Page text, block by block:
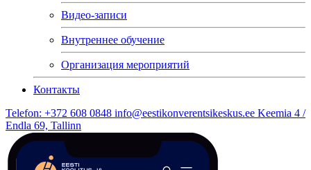
Видео-записи
Внутреннее обучение
Организация мероприятий
Контакты
Telefon: +372 608 0848 info@eestikonverentsikeskus.ee Keemia 4 /
Endla 69, Tallinn